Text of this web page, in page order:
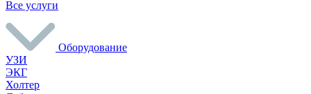
Все услуги
Оборудование
УЗИ
ЭКГ
Холтер